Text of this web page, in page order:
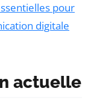
pour
digitale
actuelle